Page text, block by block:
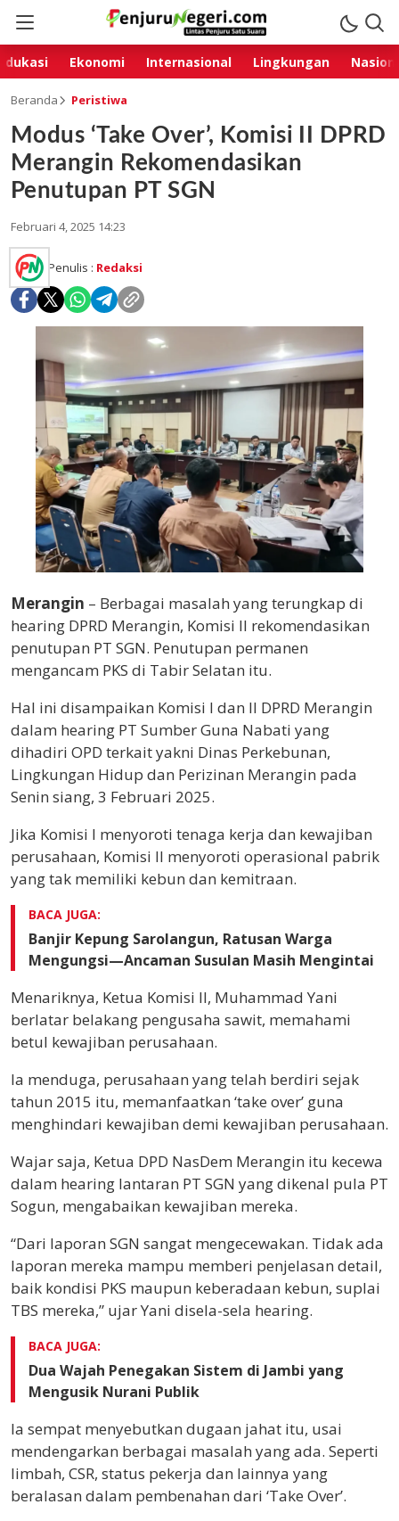
Ekonomi Internasional Lingkungan
Beranda Peristiwa
Modus ‘Take Over’, Komisi II DPRD
Merangin Rekomendasikan
Penutupan PT SGN
Februari 4, 2025 14:23
Penulis : Redaksi
Merangin – Berbagai masalah yang terungkap di
hearing DPRD Merangin, Komisi II rekomendasikan
penutupan PT SGN. Penutupan permanen
mengancam PKS di Tabir Selatan itu.
Hal ini disampaikan Komisi I dan II DPRD Merangin
dalam hearing PT Sumber Guna Nabati yang
dihadiri OPD terkait yakni Dinas Perkebunan,
Lingkungan Hidup dan Perizinan Merangin pada
Senin siang, 3 Februari 2025.
Jika Komisi I menyoroti tenaga kerja dan kewajiban
perusahaan, Komisi II menyoroti operasional pabrik
yang tak memiliki kebun dan kemitraan.
BACA JUGA:
Banjir Kepung Sarolangun, Ratusan Warga
Mengungsi—Ancaman Susulan Masih Mengintai
Menariknya, Ketua Komisi II, Muhammad Yani
berlatar belakang pengusaha sawit, memahami
betul kewajiban perusahaan.
Ia menduga, perusahaan yang telah berdiri sejak
tahun 2015 itu, memanfaatkan ‘take over’ guna
menghindari kewajiban demi kewajiban perusahaan.
Wajar saja, Ketua DPD NasDem Merangin itu kecewa
dalam hearing lantaran PT SGN yang dikenal pula PT
Sogun, mengabaikan kewajiban mereka.
“Dari laporan SGN sangat mengecewakan. Tidak ada
laporan mereka mampu memberi penjelasan detail,
baik kondisi PKS maupun keberadaan kebun, suplai
TBS mereka,” ujar Yani disela-sela hearing.
BACA JUGA:
Dua Wajah Penegakan Sistem di Jambi yang
Mengusik Nurani Publik
Ia sempat menyebutkan dugaan jahat itu, usai
mendengarkan berbagai masalah yang ada. Seperti
limbah, CSR, status pekerja dan lainnya yang
beralasan dalam pembenahan dari ‘Take Over’.